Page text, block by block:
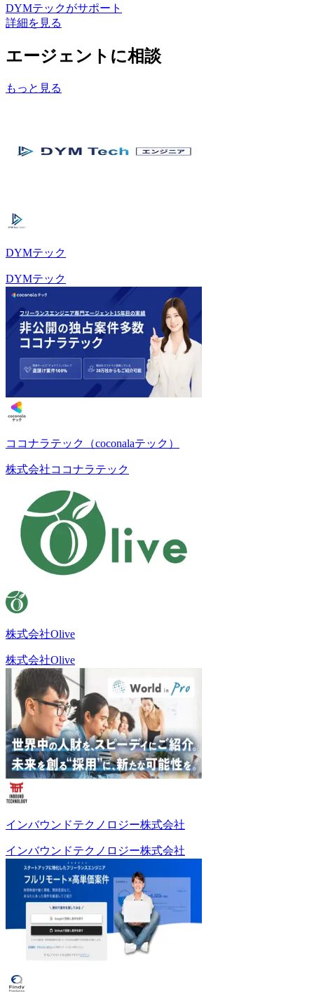
DYMテックがサポート
詳細を見る
エージェントに相談
もっと見る
DYMテック
DYMテック
ココナラテック（coconalaテック）
株式会社ココナラテック
株式会社Olive
株式会社Olive
インバウンドテクノロジー株式会社
インバウンドテクノロジー株式会社